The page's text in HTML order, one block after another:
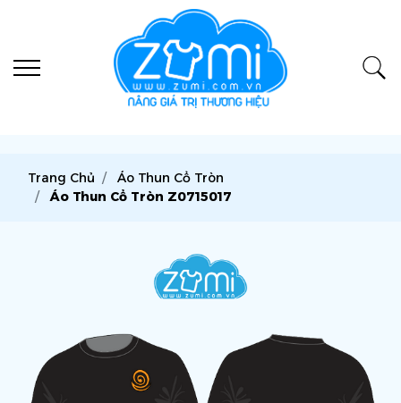
Trang Chủ
Áo Thun Cổ Tròn
Áo Thun Cổ Tròn Z0715017